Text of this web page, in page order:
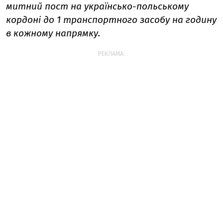
митний пост на українсько-польському
кордоні до 1 транспортного засобу на годину
в кожному напрямку.
РЕКЛАМА: